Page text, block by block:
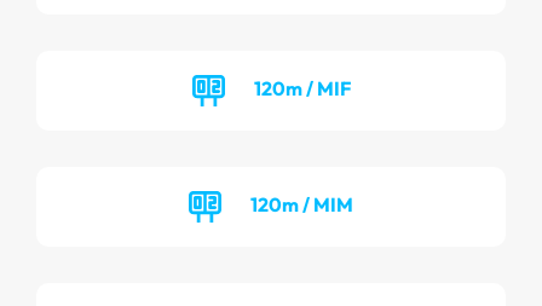
120m / MIF
120m / MIM